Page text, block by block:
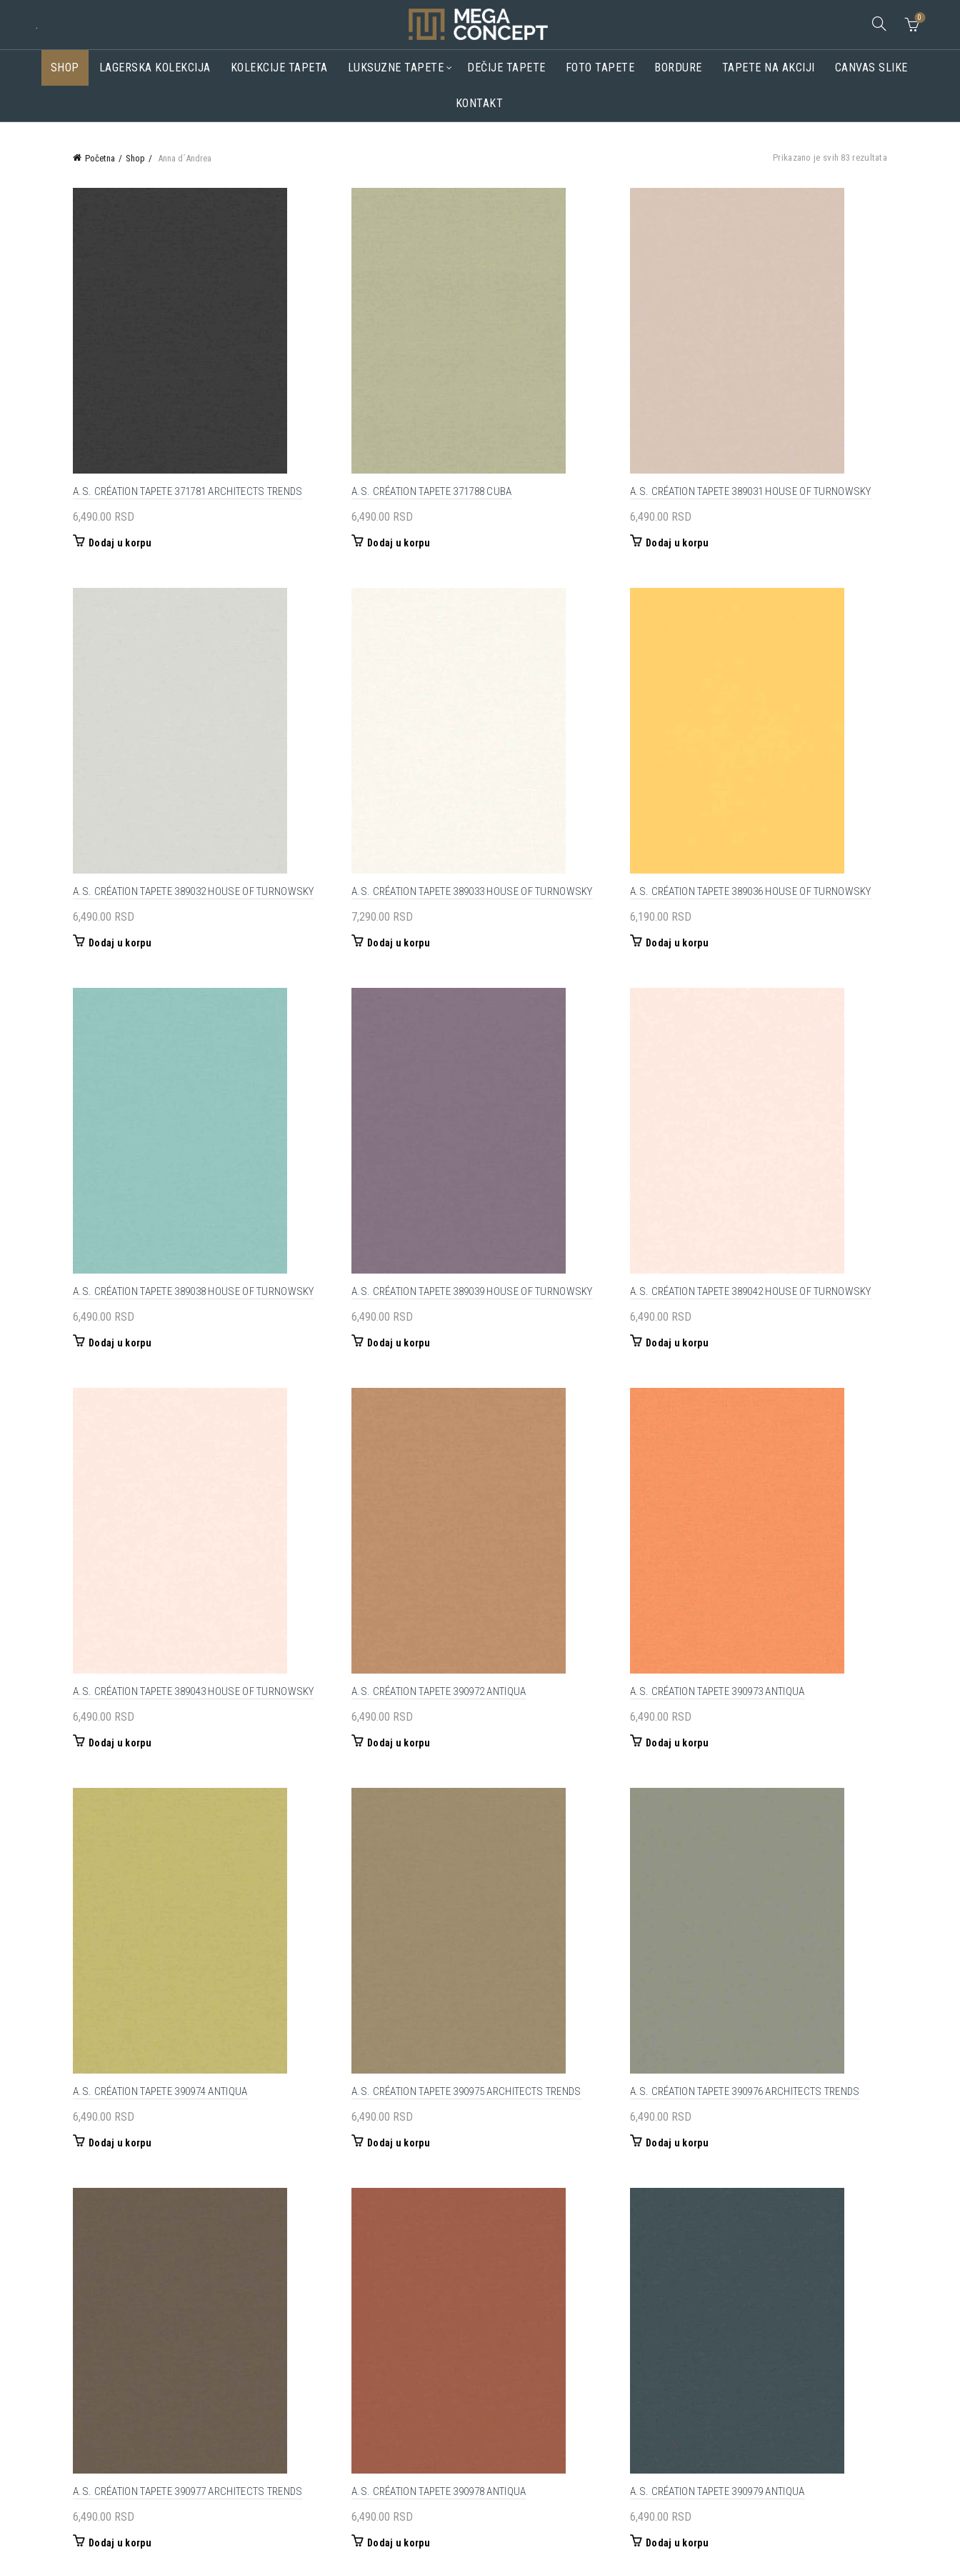
. 0
SHOP LAGERSKA KOLEKCIJA KOLEKCIJE TAPETA LUKSUZNE TAPETE DEČIJE TAPETE FOTO TAPETE BORDURE TAPETE NA AKCIJI CANVAS SLIKE
KONTAKT
Početna Shop Anna d´Andrea Prikazano je svih 83 rezultata
A.S. CRÉATION TAPETE 371781 ARCHITECTS TRENDS
6,490.00 RSD
Dodaj u korpu
A.S. CRÉATION TAPETE 371788 CUBA
6,490.00 RSD
Dodaj u korpu
A.S. CRÉATION TAPETE 389031 HOUSE OF TURNOWSKY
6,490.00 RSD
Dodaj u korpu
A.S. CRÉATION TAPETE 389032 HOUSE OF TURNOWSKY
6,490.00 RSD
Dodaj u korpu
A.S. CRÉATION TAPETE 389033 HOUSE OF TURNOWSKY
7,290.00 RSD
Dodaj u korpu
A.S. CRÉATION TAPETE 389036 HOUSE OF TURNOWSKY
6,190.00 RSD
Dodaj u korpu
A.S. CRÉATION TAPETE 389038 HOUSE OF TURNOWSKY
6,490.00 RSD
Dodaj u korpu
A.S. CRÉATION TAPETE 389039 HOUSE OF TURNOWSKY
6,490.00 RSD
Dodaj u korpu
A.S. CRÉATION TAPETE 389042 HOUSE OF TURNOWSKY
6,490.00 RSD
Dodaj u korpu
A.S. CRÉATION TAPETE 389043 HOUSE OF TURNOWSKY
6,490.00 RSD
Dodaj u korpu
A.S. CRÉATION TAPETE 390972 ANTIQUA
6,490.00 RSD
Dodaj u korpu
A.S. CRÉATION TAPETE 390973 ANTIQUA
6,490.00 RSD
Dodaj u korpu
A.S. CRÉATION TAPETE 390974 ANTIQUA
6,490.00 RSD
Dodaj u korpu
A.S. CRÉATION TAPETE 390975 ARCHITECTS TRENDS
6,490.00 RSD
Dodaj u korpu
A.S. CRÉATION TAPETE 390976 ARCHITECTS TRENDS
6,490.00 RSD
Dodaj u korpu
A.S. CRÉATION TAPETE 390977 ARCHITECTS TRENDS
6,490.00 RSD
Dodaj u korpu
A.S. CRÉATION TAPETE 390978 ANTIQUA
6,490.00 RSD
Dodaj u korpu
A.S. CRÉATION TAPETE 390979 ANTIQUA
6,490.00 RSD
Dodaj u korpu